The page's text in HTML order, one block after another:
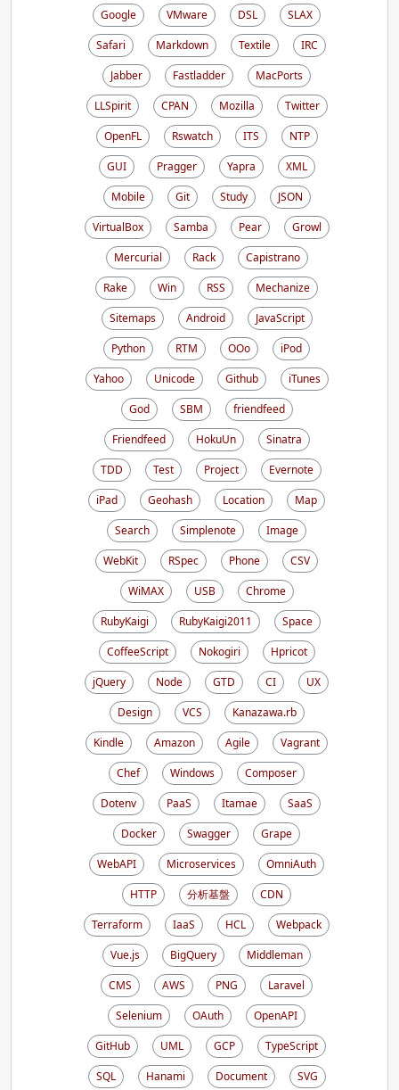
Google
VMware DSL
SLAX
Safari
Markdown Textile
IRC
Jabber
Fastladder
MacPorts
LLSpirit
CPAN Mozilla
Twitter
OpenFL
Rswatch ITS
NTP
GUI
Pragger Yapra
XML
Mobile
Git Study
JSON
VirtualBox
Samba Pear
Growl
Mercurial
Rack
Capistrano
Rake
Win RSS
Mechanize
Sitemaps
Android
JavaScript
Python
RTM OOo
iPod
Yahoo
Unicode Github
iTunes
God
SBM
friendfeed
Friendfeed
HokuUn
Sinatra
TDD
Test Project
Evernote
iPad
Geohash Location
Map
Search
Simplenote
Image
WebKit
RSpec Phone
CSV
WiMAX
USB
Chrome
RubyKaigi
RubyKaigi2011
Space
CoffeeScript
Nokogiri
Hpricot
jQuery
Node GTD CI
UX
Design
VCS
Kanazawa.rb
Kindle
Amazon Agile
Vagrant
Chef
Windows
Composer
Dotenv
PaaS Itamae
SaaS
Docker
Swagger
Grape
WebAPI
Microservices
OmniAuth
HTTP
分析基盤
CDN
Terraform
IaaS HCL
Webpack
Vue.js
BigQuery
Middleman
CMS
AWS PNG
Laravel
Selenium
OAuth
OpenAPI
GitHub
UML GCP
TypeScript
SQL
Hanami Document SVG